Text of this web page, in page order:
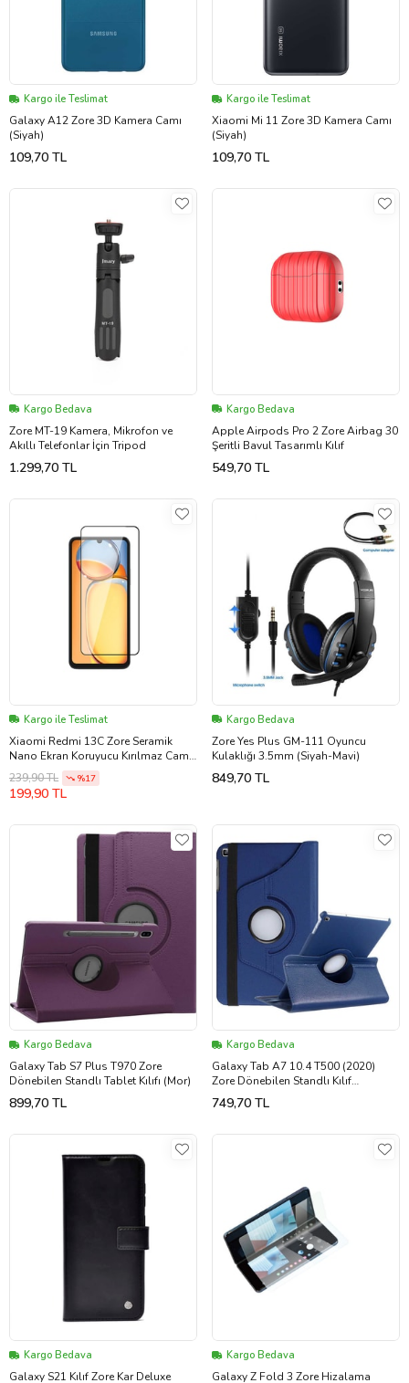
Kargo ile Teslimat
Galaxy A12 Zore 3D Kamera Camı
(Siyah)
109,70 TL
Kargo ile Teslimat
Xiaomi Mi 11 Zore 3D Kamera Camı
(Siyah)
109,70 TL
Kargo Bedava
Zore MT-19 Kamera, Mikrofon ve
Akıllı Telefonlar İçin Tripod
1.299,70 TL
Kargo Bedava
Apple Airpods Pro 2 Zore Airbag 30
Şeritli Bavul Tasarımlı Kılıf
549,70 TL
Kargo ile Teslimat
Xiaomi Redmi 13C Zore Seramik
Nano Ekran Koruyucu Kırılmaz Cam
(Şeffaf)
239,90 TL %17
199,90 TL
Kargo Bedava
Zore Yes Plus GM-111 Oyuncu
Kulaklığı 3.5mm (Siyah-Mavi)
849,70 TL
Kargo Bedava
Galaxy Tab S7 Plus T970 Zore
Dönebilen Standlı Tablet Kılıfı (Mor)
899,70 TL
Kargo Bedava
Galaxy Tab A7 10.4 T500 (2020)
Zore Dönebilen Standlı Kılıf
(Lacivert)
749,70 TL
Kargo Bedava
Galaxy S21 Kılıf Zore Kar Deluxe
Kargo Bedava
Galaxy Z Fold 3 Zore Hizalama